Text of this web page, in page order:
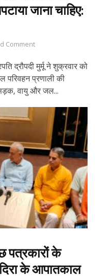
जाना चाहिए:
Comment
द्रौपदी मुर्मू ने शुक्रवार को
प्रणाली की
वायु और जल...
के
के आपातकाल